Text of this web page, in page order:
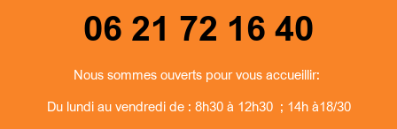
06 21 72 16 40
Nous sommes ouverts pour vous accueillir:
Du lundi au vendredi de : 8h30 à 12h30 ; 14h à18/30